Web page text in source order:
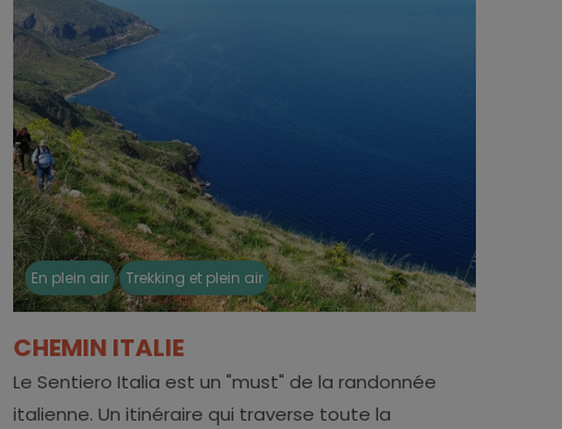
En plein air Trekking et plein air
CHEMIN ITALIE
Le Sentiero Italia est un "must" de la randonnée
italienne. Un itinéraire qui traverse toute la